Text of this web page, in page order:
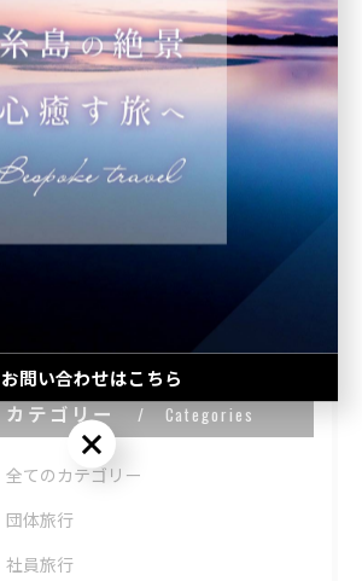
カテゴリー Categories
全てのカテゴリー
団体旅行
社員旅行
お問い合わせはこちら
お問い合わせはこちら